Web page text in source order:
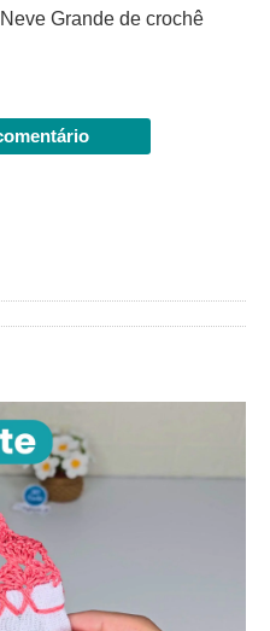
Grande de crochê